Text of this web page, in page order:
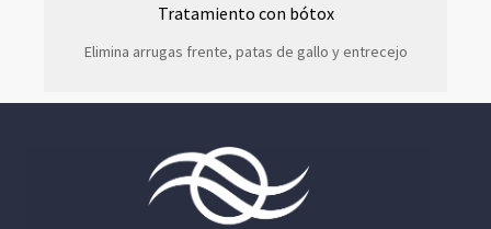
Tratamiento con bótox
Elimina arrugas frente, patas de gallo y entrecejo